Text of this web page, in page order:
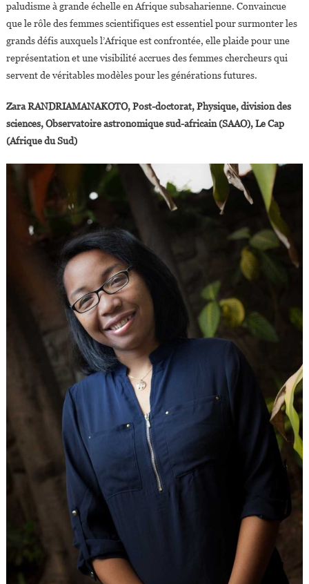
paludisme à grande échelle en Afrique subsaharienne. Convaincue
que le rôle des femmes scientifiques est essentiel pour surmonter les
grands défis auxquels l’Afrique est confrontée, elle plaide pour une
représentation et une visibilité accrues des femmes chercheurs qui
servent de véritables modèles pour les générations futures.
Zara RANDRIAMANAKOTO, Post-doctorat, Physique, division des
sciences, Observatoire astronomique sud-africain (SAAO), Le Cap
(Afrique du Sud)